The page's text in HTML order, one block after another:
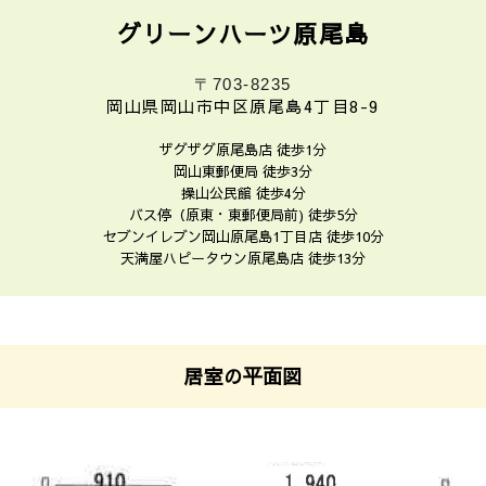
グリーンハーツ原尾島
〒703-8235
岡山県岡山市中区原尾島4丁目8-9
ザグザグ原尾島店 徒歩1分
岡山東郵便局 徒歩3分
操山公民館 徒歩4分
バス停（原東・東郵便局前) 徒歩5分
セブンイレブン岡山原尾島1丁目店 徒歩10分
天満屋ハピータウン原尾島店 徒歩13分
居室の平面図